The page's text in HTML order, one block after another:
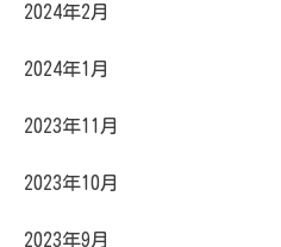
2024年2月
2024年1月
2023年11月
2023年10月
2023年9月